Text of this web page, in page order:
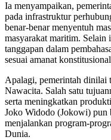
Ia menyampaikan,
pada infrastruktur
benar-benar menyentuh
masyarakat maritim.
tanggapan dalam
sesuai amanat
Apalagi, pemerintah dinilai
Nawacita. Salah satu
serta meningkatkan
Joko Widodo (Jokowi) pun
menjalankan program-
Dunia.